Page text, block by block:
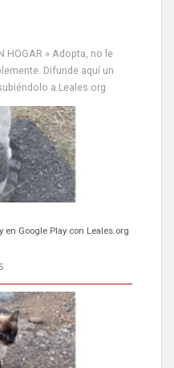
HOGAR » Adopta, no le
Difunde aquí un
a Leales.org
con marca de